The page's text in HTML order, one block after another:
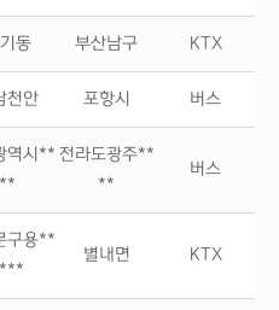
동 부산남구 KTX
천안 포항시 버스
역시**
**
전라도광주**
**
버스
구용**
별내면 KTX